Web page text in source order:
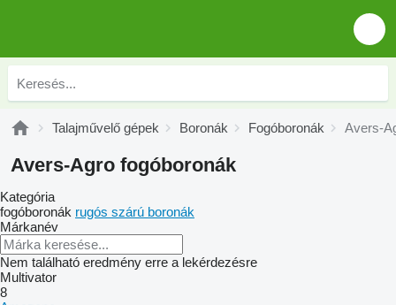
Talajművelő gépek Boronák Fogóboronák Avers-
Avers-Agro fogóboronák
Kategória
fogóboronák rugós szárú boronák
Márkanév
Nem található eredmény erre a lekérdezésre
Multivator
8